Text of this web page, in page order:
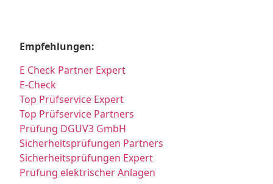
Empfehlungen:
E Check Partner Expert
E-Check
Top Prüfservice Expert
Top Prüfservice Partners
Prüfung DGUV3 GmbH
Sicherheitsprüfungen Partners
Sicherheitsprüfungen Expert
Prüfung elektrischer Anlagen